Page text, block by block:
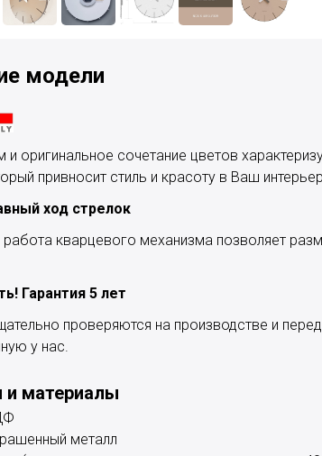
модели
и оригинальное сочетание цветов
привносит стиль и красоту в Ваш
ход стрелок
кварцевого механизма позволяет
Гарантия 5 лет
проверяются на производстве и
у нас.
материалы
металл